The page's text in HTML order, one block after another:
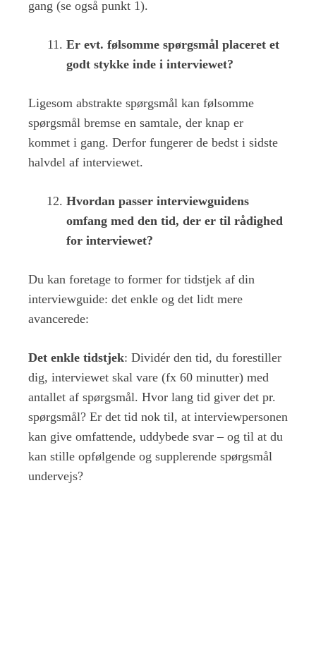
gang (se også punkt 1).
Er evt. følsomme spørgsmål placeret et
godt stykke inde i interviewet?
Ligesom abstrakte spørgsmål kan følsomme
spørgsmål bremse en samtale, der knap er
kommet i gang. Derfor fungerer de bedst i sidste
halvdel af interviewet.
Hvordan passer interviewguidens
omfang med den tid, der er til rådighed
for interviewet?
Du kan foretage to former for tidstjek af din
interviewguide: det enkle og det lidt mere
avancerede:
Det enkle tidstjek: Dividér den tid, du forestiller
dig, interviewet skal vare (fx 60 minutter) med
antallet af spørgsmål. Hvor lang tid giver det pr.
spørgsmål? Er det tid nok til, at interviewpersonen
kan give omfattende, uddybede svar – og til at du
kan stille opfølgende og supplerende spørgsmål
undervejs?